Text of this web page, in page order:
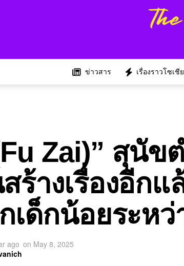
ข่าวสาร เรื่องราวโซเชี
Zai)” สุนัข
ร้างเรื่องอีก
เด็กน้อยระหว่
ago on May 8, 2025